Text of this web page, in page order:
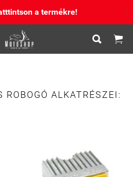
a termékre! X
 
ROBOGÓ ALKATRÉSZEI: